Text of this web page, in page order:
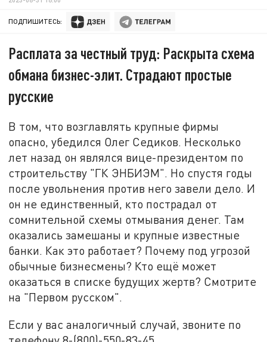
ПОДПИШИТЕСЬ:
Расплата за честный труд: Раскрыта схема
обмана бизнес-элит. Страдают простые
русские
В том, что возглавлять крупные фирмы
опасно, убедился Олег Седиков. Несколько
лет назад он являлся вице-президентом по
строительству "ГК ЭНБИЭМ". Но спустя годы
после увольнения против него завели дело. И
он не единственный, кто пострадал от
сомнительной схемы отмывания денег. Там
оказались замешаны и крупные известные
банки. Как это работает? Почему под угрозой
обычные бизнесмены? Кто ещё может
оказаться в списке будущих жертв? Смотрите
на "Первом русском".
Если у вас аналогичный случай, звоните по